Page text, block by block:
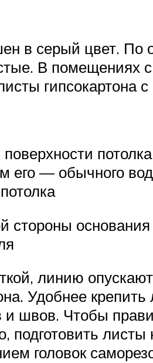
в серый цвет. По
В помещениях
гипсокартона с
— обычного
стороны
линию
Удобнее
швов. Чтобы
подготовить
головок